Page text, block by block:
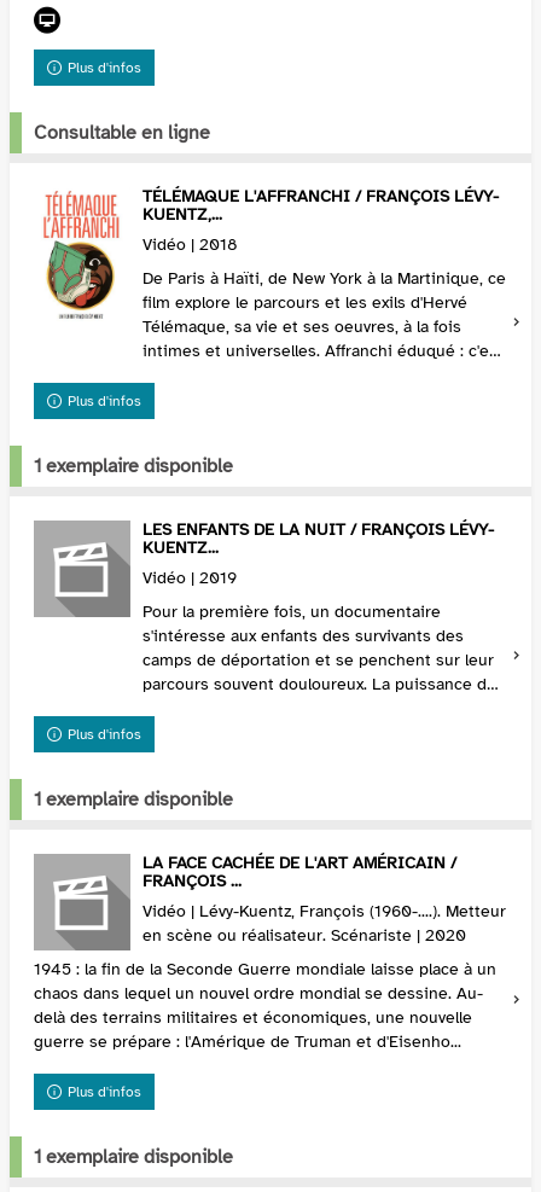
Plus d'infos
Consultable en ligne
TÉLÉMAQUE L'AFFRANCHI / FRANÇOIS LÉVY-
KUENTZ,...
Vidéo | 2018
De Paris à Haïti, de New York à la Martinique, ce
film explore le parcours et les exils d'Hervé
Télémaque, sa vie et ses oeuvres, à la fois
intimes et universelles. Affranchi éduqué : c'est
Plus d'infos
1 exemplaire disponible
LES ENFANTS DE LA NUIT / FRANÇOIS LÉVY-
KUENTZ...
Vidéo | 2019
Pour la première fois, un documentaire
s'intéresse aux enfants des survivants des
camps de déportation et se penchent sur leur
parcours souvent douloureux. La puissance des
Plus d'infos
1 exemplaire disponible
LA FACE CACHÉE DE L'ART AMÉRICAIN /
FRANÇOIS ...
Vidéo | Lévy-Kuentz, François (1960-....). Metteur
en scène ou réalisateur. Scénariste | 2020
1945 : la fin de la Seconde Guerre mondiale laisse place à un
chaos dans lequel un nouvel ordre mondial se dessine. Au-
delà des terrains militaires et économiques, une nouvelle
guerre se prépare : l'Amérique de Truman et d'Eisenho...
Plus d'infos
1 exemplaire disponible